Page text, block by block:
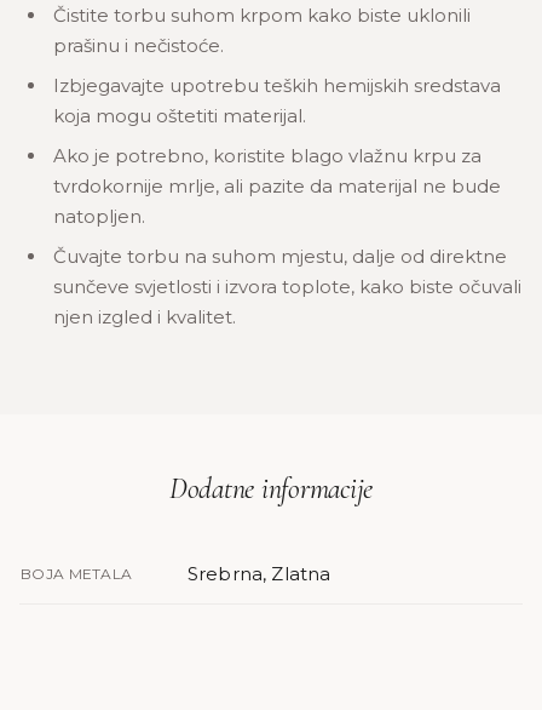
Čistite torbu suhom krpom kako biste uklonili
prašinu i nečistoće.
Izbjegavajte upotrebu teških hemijskih sredstava
koja mogu oštetiti materijal.
Ako je potrebno, koristite blago vlažnu krpu za
tvrdokornije mrlje, ali pazite da materijal ne bude
natopljen.
Čuvajte torbu na suhom mjestu, dalje od direktne
sunčeve svjetlosti i izvora toplote, kako biste očuvali
njen izgled i kvalitet.
Dodatne informacije
BOJA METALA Srebrna, Zlatna